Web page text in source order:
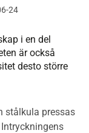
24
i en del
är också
desto större
stålkula pressas